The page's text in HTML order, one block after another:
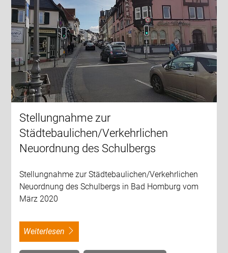
Stellungnahme zur
Städtebaulichen/Verkehrlichen
Neuordnung des Schulbergs
Stellungnahme zur Städtebaulichen/Verkehrlichen
Neuordnung des Schulbergs in Bad Homburg vom
März 2020
weiterlesen